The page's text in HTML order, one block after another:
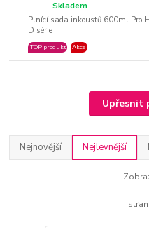
Plnící sada inkoustů 600ml Pro
D série
Skladem
TOP produkt Akce
Upřesnit
Nejnovější Nejlevnější